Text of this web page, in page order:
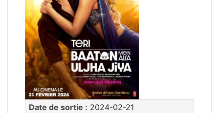
Date de sortie : 2024-02-21